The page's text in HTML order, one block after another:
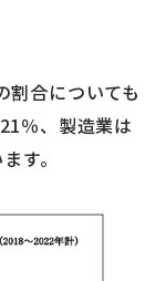
割合についても
％、製造業は
す。